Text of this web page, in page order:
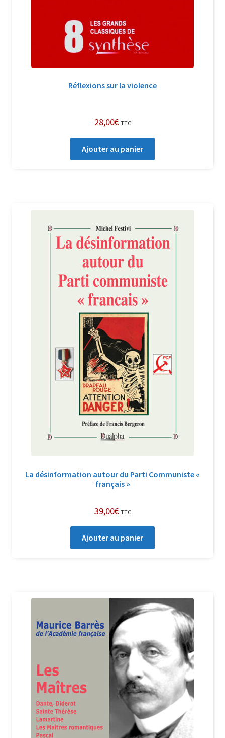
Réflexions sur la violence
28,00€ TTC
Ajouter au panier
La désinformation autour du Parti Communiste «
français »
39,00€ TTC
Ajouter au panier